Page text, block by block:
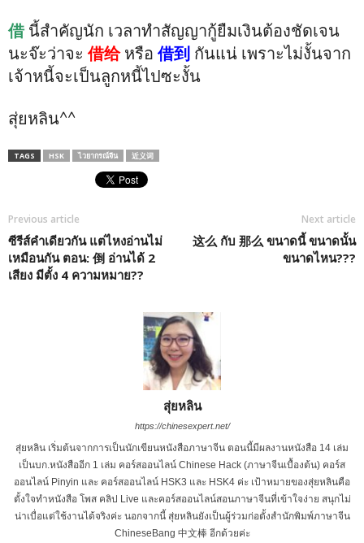
借นี้สำคัญนัก เวลาทำสัญญากู้ยืมเงินต้องชัดเจน
นะจ๊ะว่าจะ 借给หรือ 借到 กันแน่ เพราะไม่งั้นจาก
เจ้าหนี้จะเป็นลูกหนี้ไปซะงั้น
สุ่ยหลิน^^
TAGS HSK ไวยากรณ์จีน 近义词
Previous article
ซีรีส์คำเดียวกัน แต่ไหงอ่านไม่
เหมือนกัน ตอน: 倒 อ่านได้ 2
เสียง มีตั้ง 4 ความหมาย??
Next article
这么 กับ 那么 ขนาดนี้ ขนาดนั้น
ขนาดไหน???
สุ่ยหลิน
https://chinesexpert.net/
สุ่ยหลิน เริ่มต้นจากการเป็นนักเขียนหนังสือภาษาจีน ตอนนี้มีผลงานหนังสือ 14 เล่ม
เป็นบก.หนังสืออีก 1 เล่ม คอร์สออนไลน์ Chinese Hack (ภาษาจีนเบื้องต้น) คอร์ส
ออนไลน์ Pinyin และ คอร์สออนไลน์ HSK3 และ HSK4 ค่ะ เป้าหมายของสุ่ยหลินคือ
ตั้งใจทำหนังสือ โพส คลิป Live และคอร์สออนไลน์สอนภาษาจีนที่เข้าใจง่าย สนุกไม่
น่าเบื่อแต่ใช้งานได้จริงค่ะ นอกจากนี้ สุ่ยหลินยังเป็นผู้ร่วมก่อตั้งสำนักพิมพ์ภาษาจีน
ChineseBang 中文棒 อีกด้วยค่ะ